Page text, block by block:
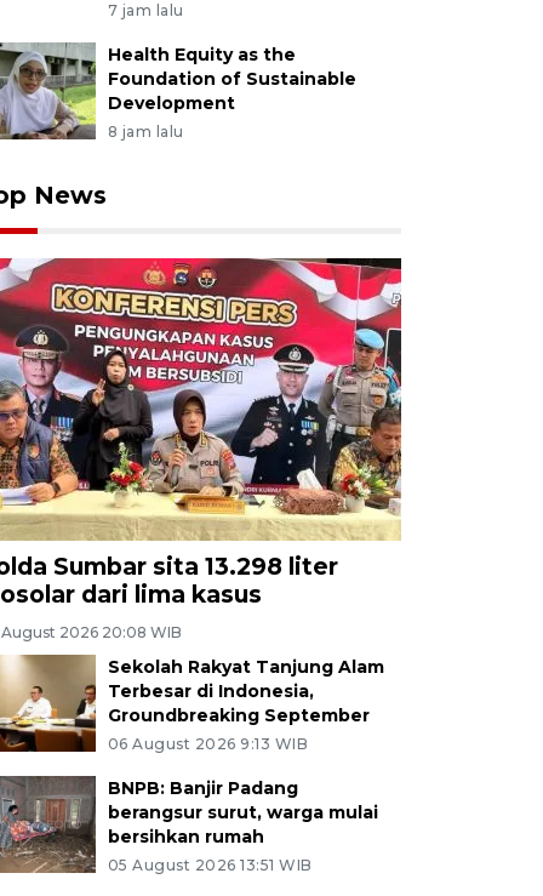
7 jam lalu
Health Equity as the
Foundation of Sustainable
Development
8 jam lalu
News
Sumbar sita 13.298 liter
dari lima kasus
2026 20:08 WIB
Sekolah Rakyat Tanjung Alam
Terbesar di Indonesia,
Groundbreaking September
06 August 2026 9:13 WIB
BNPB: Banjir Padang
berangsur surut, warga mulai
bersihkan rumah
05 August 2026 13:51 WIB